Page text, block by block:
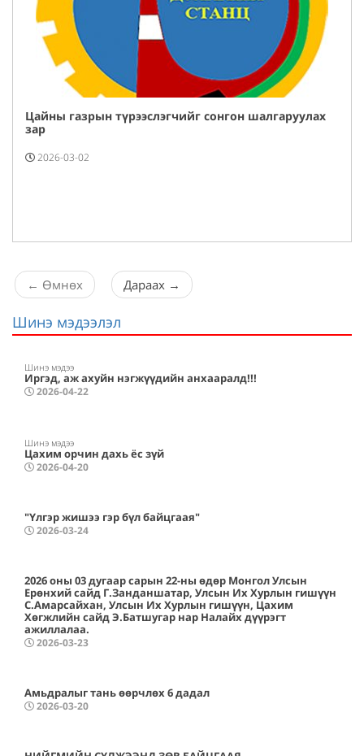
Цайны газрын түрээслэгчийг сонгон шалгаруулах
зар
2026-03-02
← Өмнөх Дараах →
Шинэ мэдээлэл
Шинэ мэдээ
Иргэд, аж ахуйн нэгжүүдийн анхааралд!!!
2026-04-22
Шинэ мэдээ
Цахим орчин дахь ёс зүй
2026-04-20
"Үлгэр жишээ гэр бүл байцгаая"
2026-03-24
2026 оны 03 дугаар сарын 22-ны өдөр Монгол Улсын
Ерөнхий сайд Г.Занданшатар, Улсын Их Хурлын гишүүн
С.Амарсайхан, Улсын Их Хурлын гишүүн, Цахим
Хөгжлийн сайд Э.Батшугар нар Налайх дүүрэгт
ажиллалаа.
2026-03-23
Амьдралыг тань өөрчлөх 6 дадал
2026-03-20